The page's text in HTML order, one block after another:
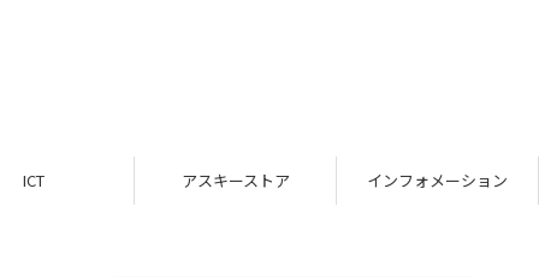
ICT アスキーストア インフォメーション